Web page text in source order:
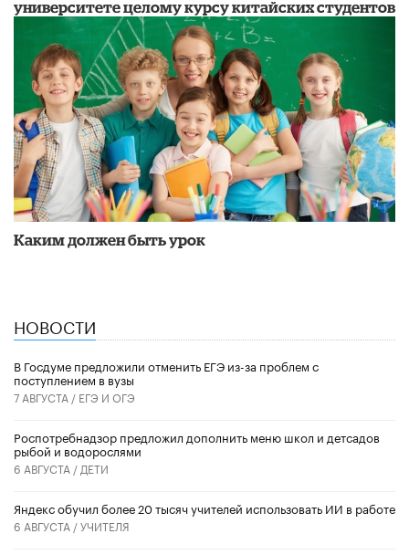
университете целому курсу китайских студентов
Каким должен быть урок
НОВОСТИ
В Госдуме предложили отменить ЕГЭ из-за проблем с
поступлением в вузы
7 АВГУСТА / ЕГЭ И ОГЭ
Роспотребнадзор предложил дополнить меню школ и детсадов
рыбой и водорослями
6 АВГУСТА / ДЕТИ
​Яндекс обучил более 20 тысяч учителей использовать ИИ в работе
6 АВГУСТА /УЧИТЕЛЯ